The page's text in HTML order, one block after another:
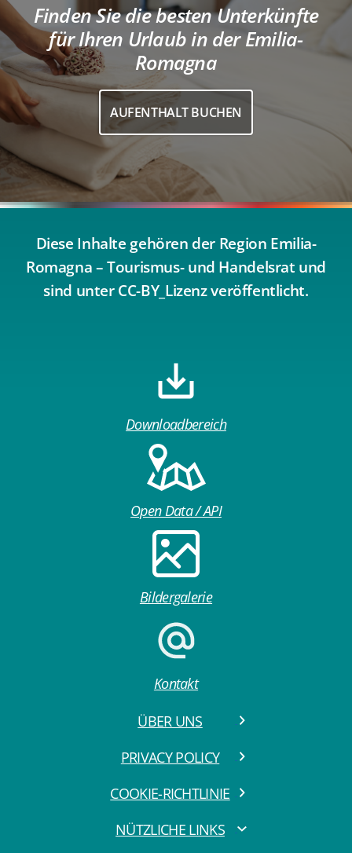
Finden Sie die besten Unterkünfte
für Ihren Urlaub in der Emilia-
Romagna
AUFENTHALT BUCHEN
Diese Inhalte gehören der Region Emilia-
Romagna – Tourismus- und Handelsrat und
sind unter CC-BY_Lizenz veröffentlicht.
Downloadbereich
Open Data / API
Bildergalerie
Kontakt
ÜBER UNS
PRIVACY POLICY
COOKIE-RICHTLINIE
NÜTZLICHE LINKS